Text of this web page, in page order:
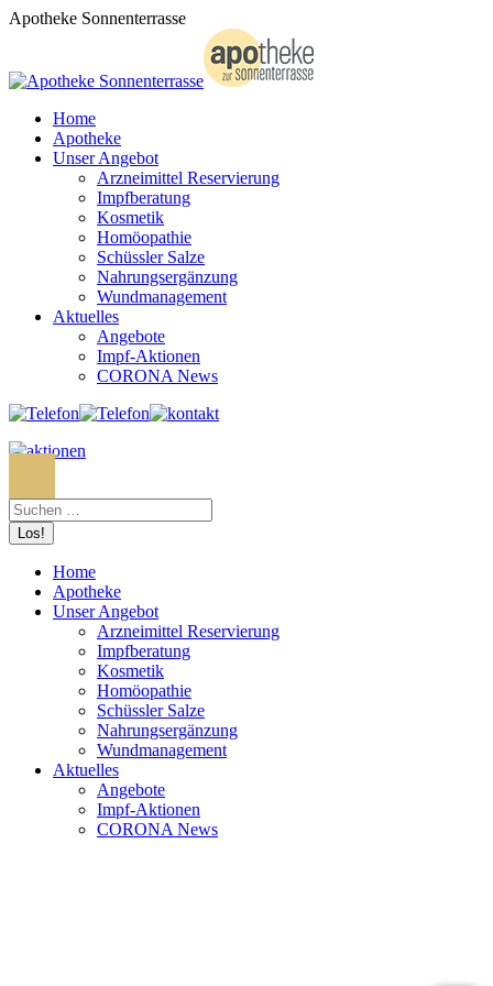
Zum
Apotheke Sonnenterrasse
Home
Apotheke
Unser Angebot
Arzneimittel Reservierung
Impfberatung
Kosmetik
Homöopathie
Schüssler Salze
Nahrungsergänzung
Wundmanagement
Aktuelles
Angebote
Impf-Aktionen
CORONA News
Home
Apotheke
Unser Angebot
Arzneimittel Reservierung
Impfberatung
Kosmetik
Homöopathie
Schüssler Salze
Nahrungsergänzung
Wundmanagement
Aktuelles
Angebote
Impf-Aktionen
CORONA News